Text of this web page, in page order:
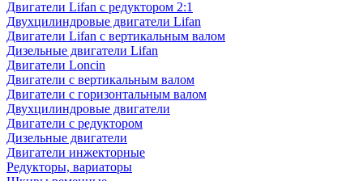
Двигатели Lifan с редуктором 2:1
Двухцилиндровые двигатели Lifan
Двигатели Lifan с вертикальным валом
Дизельные двигатели Lifan
Двигатели Loncin
Двигатели с вертикальным валом
Двигатели с горизонтальным валом
Двухцилиндровые двигатели
Двигатели с редуктором
Дизельные двигатели
Двигатели инжекторные
Редукторы, вариаторы